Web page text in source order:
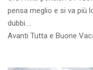
pensa meglio e si va più
dubbi....
Avanti Tutta e Buone